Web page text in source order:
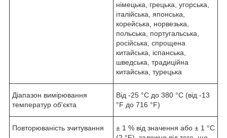
німецька, грецька, угорська,
італійська, японська,
корейська, норвезька,
польська, португальська,
російська, спрощена
китайська, іспанська,
шведська, традиційна
китайська, турецька
Діапазон вимірювання
температур об'єкта
Від -25 °C до 380 °C (від -13
°F до 716 °F)
Повторюваність зчитування
± 1 % від значення або ± 1 °C